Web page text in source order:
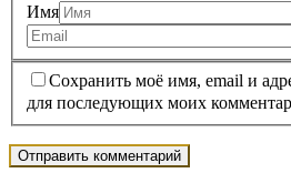
Имя
Сохранить моё имя, email и
для последующих моих